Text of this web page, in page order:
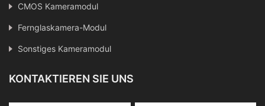
CMOS Kameramodul
Fernglaskamera-Modul
Sonstiges Kameramodul
KONTAKTIEREN SIE UNS